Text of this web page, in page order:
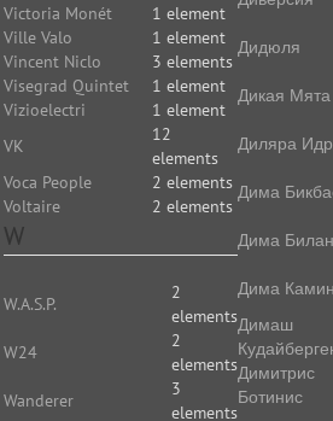
Victoria Monét
1 element
Ville Valo
1 element
Vincent Niclo
3 elements
Visegrad Quintet
1 element
Vizioelectri
1 element
VK
12
elements
Voca People
2 elements
Voltaire
2 elements
W
W.A.S.P.
2
elements
W24
2
elements
Wanderer
3
elements
Дидюля
Дикая Мята
Диляра
Дима
Дима Билан
Дима
Димаш
Димитрис
Ботинис